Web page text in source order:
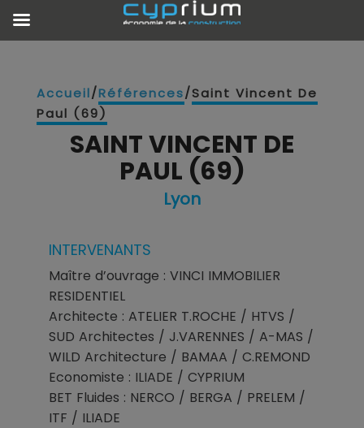
Accueil/Références/Saint Vincent De
Paul (69)
SAINT VINCENT DE
PAUL (69)
Lyon
INTERVENANTS
Maître d’ouvrage : VINCI IMMOBILIER
RESIDENTIEL
Architecte : ATELIER T.ROCHE / HTVS /
SUD Architectes / J.VARENNES / A-MAS /
WILD Architecture / BAMAA / C.REMOND
Economiste : ILIADE / CYPRIUM
BET Fluides : NERCO / BERGA / PRELEM /
ITF / ILIADE